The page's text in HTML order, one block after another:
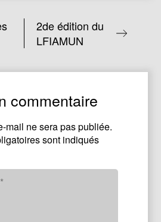
2de édition du
LFIAMUN
commentaire
mail ne sera pas publiée.
sont indiqués